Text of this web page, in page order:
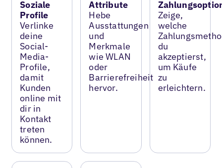
Soziale
Profile
Verlinke
deine
Social-
Media-
Profile,
damit
Kunden
online mit
dir in
Kontakt
treten
können.
Attribute
Hebe
Ausstattungen
und
Merkmale
wie WLAN
oder
Barrierefreiheit
hervor.
Zeige,
welche
du
akzeptierst,
um Käufe
zu
erleichtern.